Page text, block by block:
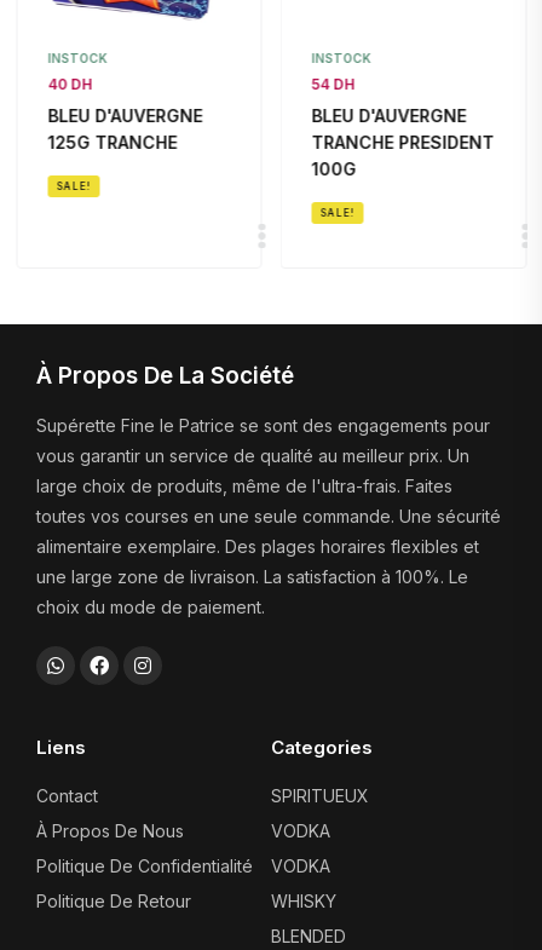
INSTOCK
40 DH
BLEU D'AUVERGNE
125G TRANCHE
SALE!
INSTOCK
54 DH
BLEU D'AUVERGNE
TRANCHE PRESIDENT
100G
SALE!
À Propos De La Société
Supérette Fine le Patrice se sont des engagements pour
vous garantir un service de qualité au meilleur prix. Un
large choix de produits, même de l'ultra-frais. Faites
toutes vos courses en une seule commande. Une sécurité
alimentaire exemplaire. Des plages horaires flexibles et
une large zone de livraison. La satisfaction à 100%. Le
choix du mode de paiement.
Liens
Contact
À Propos De Nous
Politique De Confidentialité
Politique De Retour
Categories
SPIRITUEUX
VODKA
VODKA
WHISKY
BLENDED